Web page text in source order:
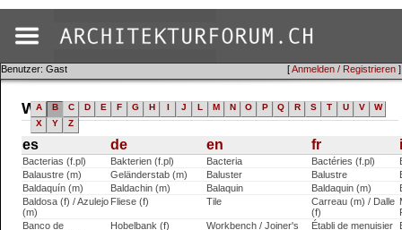
[Anmelden / Registrieren ]
Benutzer: Gast
Wörterbuch (es)
A B C D E F G H I J L M N O P Q R S T U V
W
X
Y Z
es de en fr
Bacterias (f.pl) Bakterien (f.pl) Bacteria Bactéries (f.pl)
Balaustre (m)
Geländerstab (m) Baluster Balustre
Baldaquín (m)
Baldachin (m) Balaquin Baldaquin (m)
Baldosa (f) / Azulejo
(m)
Fliese (f) Tile
Carreau (m) / Dalle
(f)
Banco de
Hobelbank (f)
Workbench / Joiner's
Établi de menuisier